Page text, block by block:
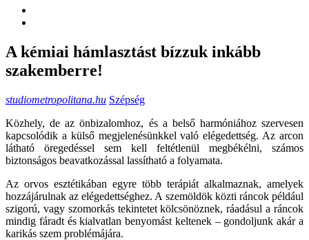
A kémiai hámlasztást bízzuk inkább
szakemberre!
studiometropolitana.hu Szépség
Közhely, de az önbizalomhoz, és a belső harmóniához szervesen
kapcsolódik a külső megjelenésünkkel való elégedettség. Az arcon
látható öregedéssel sem kell feltétlenül megbékélni, számos
biztonságos beavatkozással lassítható a folyamata.
Az orvos esztétikában egyre több terápiát alkalmaznak, amelyek
hozzájárulnak az elégedettséghez. A szemöldök közti ráncok például
szigorú, vagy szomorkás tekintetet kölcsönöznek, ráadásul a ráncok
mindig fáradt és kialvatlan benyomást keltenek – gondoljunk akár a
karikás szem problémájára.